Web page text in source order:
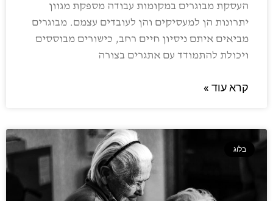
העסקת מבוגרים במקומות עבודה מספקת מגוון
יתרונות הן למעסיקים והן לעובדים עצמם. מבוגרים
מביאים איתם ניסיון חיים רחב, כישורים מבוססים
ויכולת להתמודד עם אתגרים בצורה
קרא עוד »
בלוג